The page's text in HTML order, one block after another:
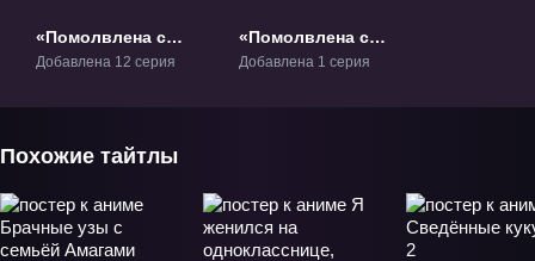
«Помолвлена с
незнакомцем» ТВ-1
Добавлена 12 серия
«Помолвлена с
незнакомцем» ОВА-1
Добавлена 1 серия
Похожие тайтлы